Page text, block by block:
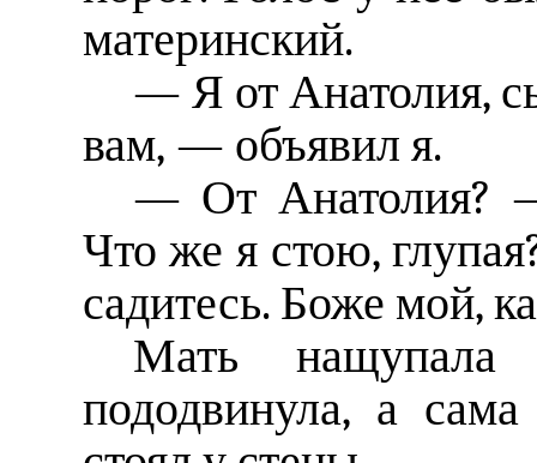
материнский.
— Я от Анатолия,
вам, — объявил я.
— От Анатолия?
Что же я стою,
садитесь. Боже мой,
Мать нащупала
пододвинула, а